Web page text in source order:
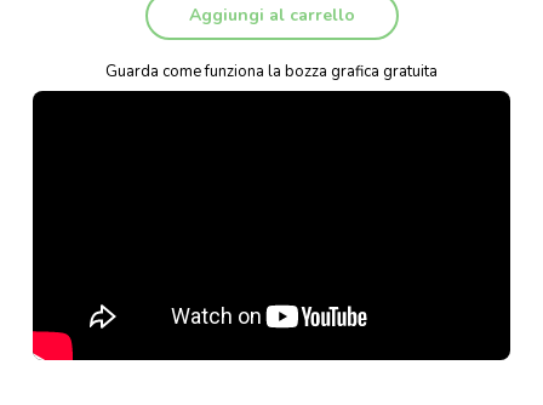
Aggiungi al carrello
Guarda come funziona la bozza grafica gratuita